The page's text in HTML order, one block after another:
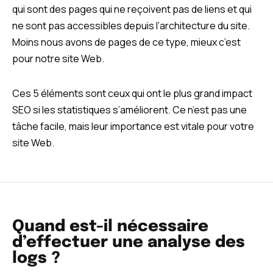
qui sont des pages qui ne reçoivent pas de liens et qui
ne sont pas accessibles depuis l’architecture du site.
Moins nous avons de pages de ce type, mieux c’est
pour notre site Web.
Ces 5 éléments sont ceux qui ont le plus grand impact
SEO si les statistiques s’améliorent. Ce n’est pas une
tâche facile, mais leur importance est vitale pour votre
site Web.
Quand est-il nécessaire
d’effectuer une analyse des
logs ?